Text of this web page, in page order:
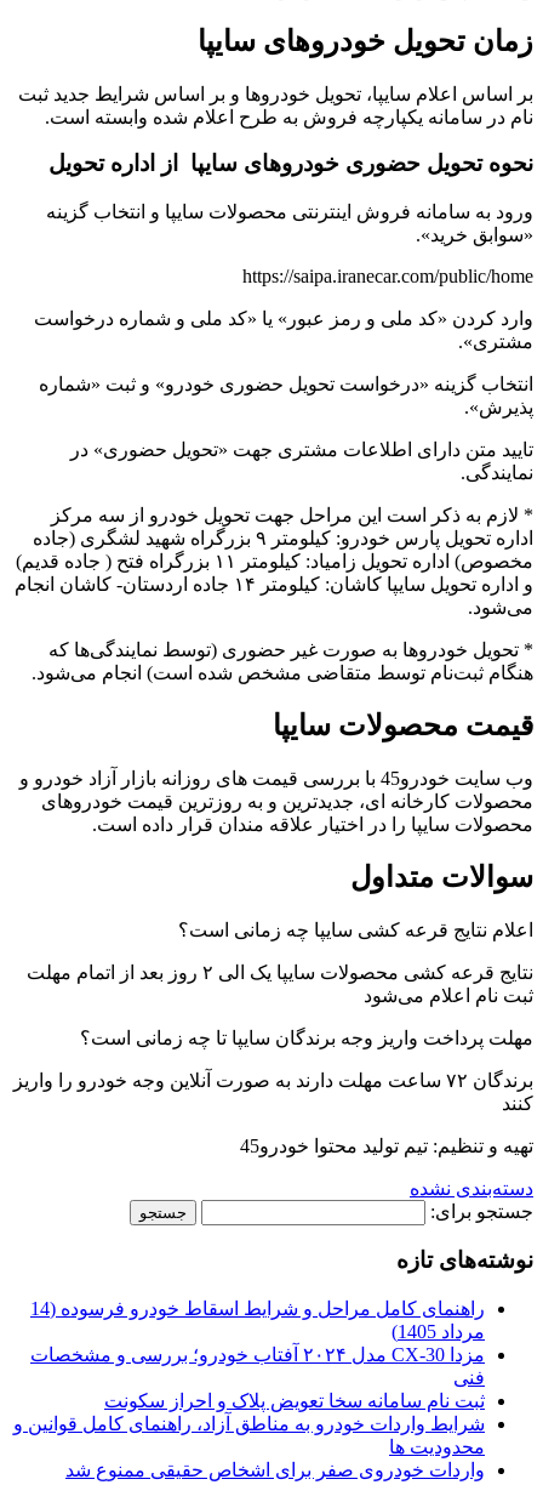
زمان تحویل خودروهای سایپا
بر اساس اعلام سایپا، تحویل خودروها و بر اساس شرایط جدید ثبت
نام در سامانه یکپارچه فروش به طرح اعلام شده وابسته است.
نحوه تحویل حضوری خودروهای سایپا از اداره تحویل
ورود به سامانه فروش اینترنتی محصولات سایپا و انتخاب گزینه
«سوابق خرید».
https://saipa.iranecar.com/public/home
وارد کردن «کد ملی و رمز عبور» یا «کد ملی و شماره درخواست
مشتری».
انتخاب گزینه «درخواست تحویل حضوری خودرو» و ثبت «شماره
پذیرش».
تایید متن دارای اطلاعات مشتری جهت «تحویل حضوری» در
نمایندگی.
* لازم به ذکر است این مراحل جهت تحویل خودرو از سه مرکز
اداره تحویل پارس خودرو: کیلومتر ۹ بزرگراه شهید لشگری (جاده
مخصوص) اداره تحویل زامیاد: کیلومتر ۱۱ بزرگراه فتح ( جاده قدیم)
و اداره تحویل سایپا کاشان: کیلومتر ۱۴ جاده اردستان- کاشان انجام
می‌شود.
* تحویل خودروها به صورت غیر حضوری (توسط نمایندگی‌ها که
هنگام ثبت‌نام توسط متقاضی مشخص شده است) انجام می‌شود.
قیمت محصولات سایپا
وب سایت خودرو45 با بررسی قیمت های روزانه بازار آزاد خودرو و
محصولات کارخانه ای، جدیدترین و به روزترین قیمت خودروهای
محصولات سایپا را در اختیار علاقه مندان قرار داده است.
سوالات متداول
اعلام نتایج قرعه کشی سایپا چه زمانی است؟
نتایج قرعه کشی محصولات سایپا یک الی ۲ روز بعد از اتمام مهلت
ثبت‌ نام اعلام می‌شود
مهلت پرداخت واریز وجه برندگان سایپا تا چه زمانی است؟
برندگان ۷۲ ساعت مهلت دارند به صورت آنلاین وجه خودرو را واریز
کنند
تهیه و تنظیم: تیم تولید محتوا خودرو45
دسته‌بندی نشده
جستجو برای:
نوشته‌های تازه
راهنمای کامل مراحل و شرایط اسقاط خودرو فرسوده (14
مرداد 1405)
مزدا CX-30 مدل ۲۰۲۴ آفتاب خودرو؛ بررسی و مشخصات
فنی
ثبت نام سامانه سخا تعویض پلاک و احراز سکونت
شرایط واردات خودرو به مناطق آزاد، راهنمای کامل قوانین و
محدودیت ها
واردات خودروی صفر برای اشخاص حقیقی ممنوع شد